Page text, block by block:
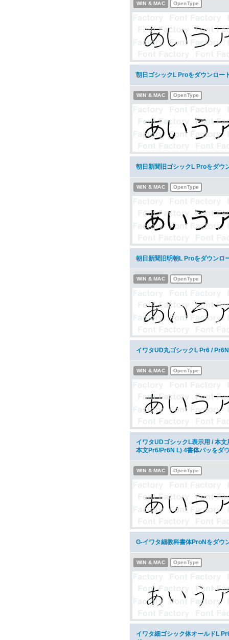
WIN & MAC OpenType
朝日ゴシックL Proをダウンロー
WIN & MAC OpenType
朝日新聞旧ゴシックL Proをダウ
WIN & MAC OpenType
朝日新聞旧明朝L Proをダウンロ
WIN & MAC OpenType
イワタUD丸ゴシックL Pr6 /
WIN & MAC OpenType
イワタUDゴシックL表示用 / 本
本文Pr6/Pr6N L) 4書体パッをダ
WIN & MAC OpenType
G-イワタ細教科書体ProNをダウ
WIN & MAC OpenType
イワタ細ゴシック体オールドL